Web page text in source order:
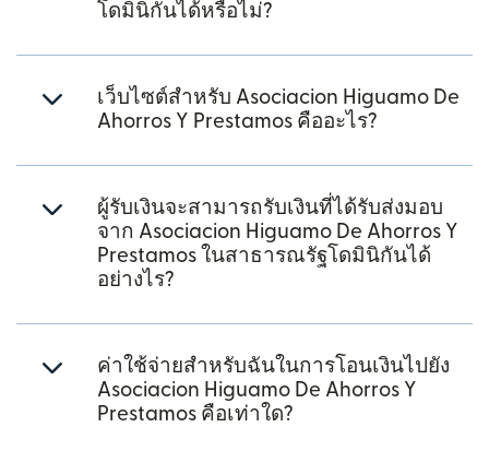
โดมินิกันได้หรือไม่?
เว็บไซต์สำหรับ Asociacion Higuamo De
Ahorros Y Prestamos คืออะไร?
ผู้รับเงินจะสามารถรับเงินที่ได้รับส่งมอบ
จาก Asociacion Higuamo De Ahorros Y
Prestamos ในสาธารณรัฐโดมินิกันได้
อย่างไร?
ค่าใช้จ่ายสำหรับฉันในการโอนเงินไปยัง
Asociacion Higuamo De Ahorros Y
Prestamos คือเท่าใด?